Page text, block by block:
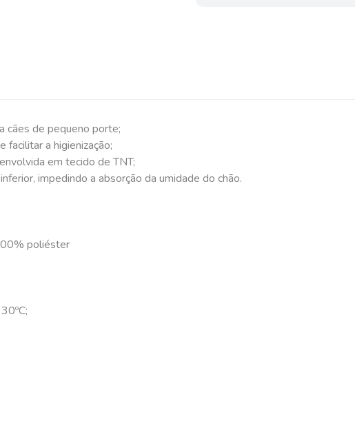
cães de pequeno porte;
facilitar a higienização;
em tecido de TNT;
impedindo a absorção da umidade do chão.
poliéster